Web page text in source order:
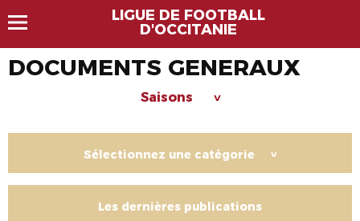
LIGUE DE FOOTBALL
D'OCCITANIE
DOCUMENTS GENERAUX
Saisons >
Sélectionnez une catégorie >
Les dernières publications